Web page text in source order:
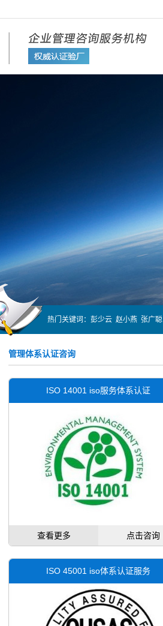
热门关键词： 彭少云 赵小燕 张广聪
管理体系认证咨询
ISO 14001 iso服务体系认证
查看更多 点击咨询
ISO 45001 iso体系认证服务